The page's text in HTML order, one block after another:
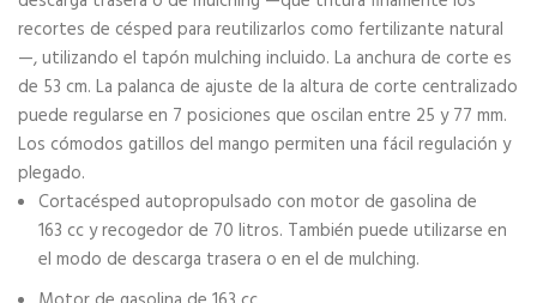
recortes de césped para reutilizarlos como fertilizante natural
—, utilizando el tapón mulching incluido. La anchura de corte es
de 53 cm. La palanca de ajuste de la altura de corte centralizado
puede regularse en 7 posiciones que oscilan entre 25 y 77 mm.
Los cómodos gatillos del mango permiten una fácil regulación y
plegado.
Cortacésped autopropulsado con motor de gasolina de
163 cc y recogedor de 70 litros. También puede utilizarse en
el modo de descarga trasera o en el de mulching.